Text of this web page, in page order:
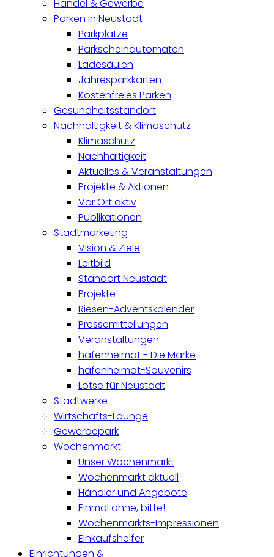
Handel & Gewerbe
Parken in Neustadt
Parkplätze
Parkscheinautomaten
Ladesäulen
Jahresparkkarten
Kostenfreies Parken
Gesundheitsstandort
Nachhaltigkeit & Klimaschutz
Klimaschutz
Nachhaltigkeit
Aktuelles & Veranstaltungen
Projekte & Aktionen
Vor Ort aktiv
Publikationen
Stadtmarketing
Vision & Ziele
Leitbild
Standort Neustadt
Projekte
Riesen-Adventskalender
Pressemitteilungen
Veranstaltungen
hafenheimat - Die Marke
hafenheimat-Souvenirs
Lotse für Neustadt
Stadtwerke
Wirtschafts-Lounge
Gewerbepark
Wochenmarkt
Unser Wochenmarkt
Wochenmarkt aktuell
Händler und Angebote
Einmal ohne, bitte!
Wochenmarkts-Impressionen
Einkaufshelfer
Einrichtungen &